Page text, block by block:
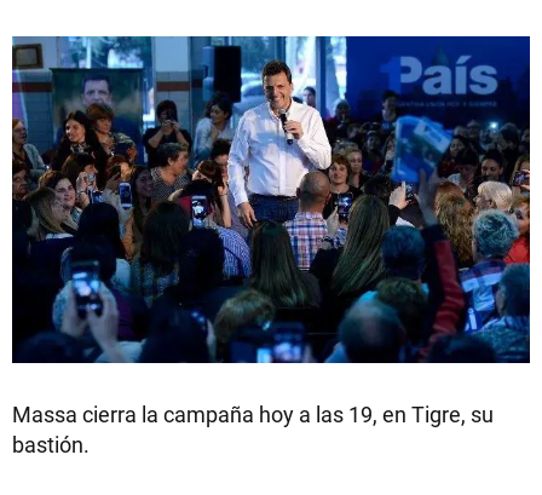
Massa cierra la campaña hoy a las 19, en Tigre, su
bastión.